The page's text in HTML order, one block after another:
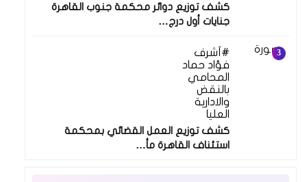
كشف توزيع دوائر محكمة جنوب القاهرة
جنايات أول درج…
أشرف
فؤاد حماد
المحامي
بالنقض
والادارية
العليا
كشف توزيع العمل القضائي بمحكمة
استئناف القاهرة مأ…